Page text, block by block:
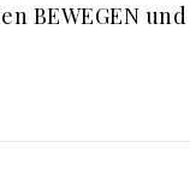
BEWEGEN und